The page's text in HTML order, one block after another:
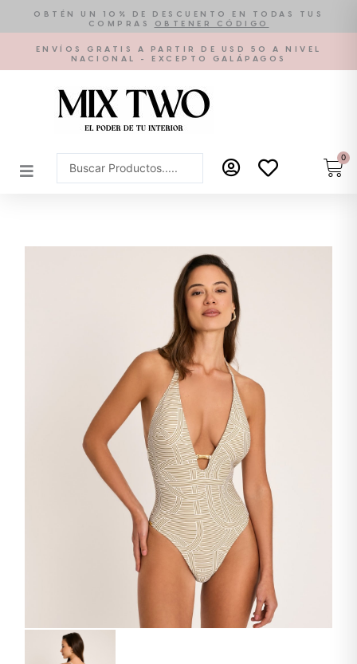
contenido
OBTÉN UN 10% DE DESCUENTO EN TODAS TUS
COMPRAS
OBTENER CÓDIGO
ENVÍOS GRATIS A PARTIR DE USD 50 A NIVEL
NACIONAL - EXCEPTO GALÁPAGOS
Search
...
0